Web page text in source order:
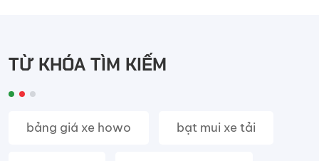
TỪ KHÓA TÌM KIẾM
bảng giá xe howo bạt mui xe tải